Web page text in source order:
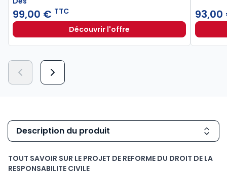
99,00 € TTC
Découvrir l'offreDroit et pratique de la procédure
Dès
Description du produit
TOUT SAVOIR SUR LE PROJET DE REFORME DU DROIT DE LA
RESPONSABILITE CIVILE